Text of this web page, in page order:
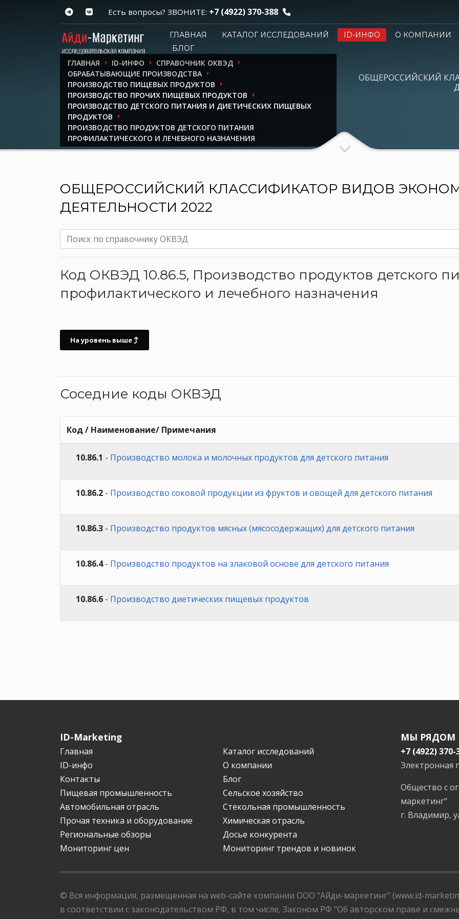
Есть вопросы? ЗВОНИТЕ: +7 (4922) 370-388
ГЛАВНАЯ КАТАЛОГ ИССЛЕДОВАНИЙ ID-ИНФО О КОМПАНИИ
БЛОГ
ГЛАВНАЯ ID-ИНФО
СПРАВОЧНИК ОКВЭД
ОБРАБАТЫВАЮЩИЕ ПРОИЗВОДСТВА
ПРОИЗВОДСТВО ПИЩЕВЫХ ПРОДУКТОВ
ПРОИЗВОДСТВО ПРОЧИХ ПИЩЕВЫХ ПРОДУКТОВ
ПРОИЗВОДСТВО ДЕТСКОГО ПИТАНИЯ И ДИЕТИЧЕСКИХ ПИЩЕВЫХ
ПРОДУКТОВ
ПРОИЗВОДСТВО ПРОДУКТОВ ДЕТСКОГО ПИТАНИЯ
ПРОФИЛАКТИЧЕСКОГО И ЛЕЧЕБНОГО НАЗНАЧЕНИЯ
ОБЩЕРОССИЙСКИЙ
ОБЩЕРОССИЙСКИЙ КЛАССИФИКАТОР ВИДОВ
ДЕЯТЕЛЬНОСТИ 2022
Код ОКВЭД 10.86.5, Производство продуктов детского
профилактического и лечебного назначения
На уровень выше
Соседние коды ОКВЭД
Код / Наименование/ Примечания
10.86.1 - Производство молока и молочных продуктов для детского питания
10.86.2 - Производство соковой продукции из фруктов и овощей для детского питания
10.86.3 - Производство продуктов мясных (мясосодержащих) для детского питания
10.86.4- Производство продуктов на злаковой основе для детского питания
10.86.6 - Производство диетических пищевых продуктов
ID-Marketing
Главная
Каталог исследований
ID-инфо
О компании
Контакты
Блог
Пищевая промышленность
Сельское хозяйство
Автомобильная отрасль
Стекольная промышленность
Прочая техника и оборудование
Химическая отрасль
Региональные обзоры
Досье конкурента
Мониторинг цен
Мониторинг трендов и новинок
МЫ РЯДОМ
+7 (4922) 370-
Электронная
Общество с
маркетинг"
г. Владимир,
© Вся информация, размещенная на web-сайте компании ООО "Айди-маркетинг" (www.id-
в соответствии с законодательством РФ, в том числе, Законом РФ "Об авторском праве и